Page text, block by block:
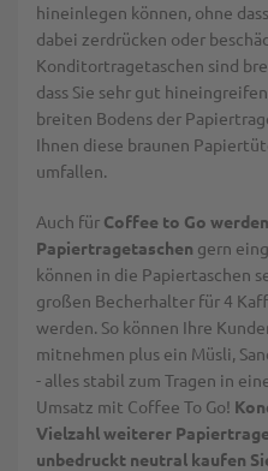
hineinlegen können, ohne
dabei zerdrücken oder
Konditortragetaschen sind
dass Sie sehr gut
breiten Bodens der
Ihnen diese braunen
umfallen.
Auch für Coffee to Go
Papiertragetaschen gern
können in die Papiertaschen
großen Becherhalter für 4
werden. So können Ihre
mitnehmen plus ein Müsli,
- alles stabil zum Tragen in
Umsatz mit Coffee To Go!
Vielzahl weiterer
unbedruckt neutral kaufen